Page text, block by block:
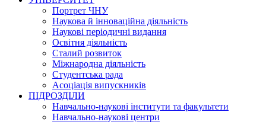
Портрет ЧНУ
Наукова й інноваційна діяльність
Наукові періодичні видання
Освітня діяльність
Сталий розвиток
Міжнародна діяльність
Студентська рада
Асоціація випускників
ПІДРОЗДІЛИ
Навчально-наукові інститути та факультети
Навчально-наукові центри